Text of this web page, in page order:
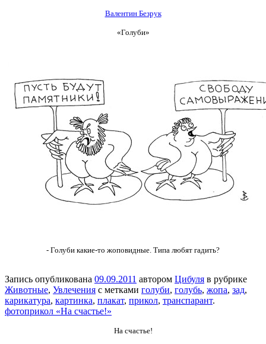
Валентин Безрук
«Голуби»
- Голуби какие-то жоповидные. Типа любят гадить?
Запись опубликована 09.09.2011 автором Цибуля в рубрике
Животные, Увлечения с метками голуби, голубь, жопа, зад,
карикатура, картинка, плакат, прикол, транспарант.
фотоприкол «На счастье!»
На счастье!